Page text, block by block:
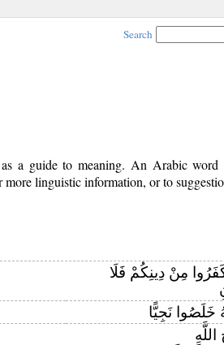
Search
as a guide to meaning. An Arabic
linguistic information, or to
مِنْ دِينِكُمْ فَلَا
خَلَصُوا نَجِيًّا